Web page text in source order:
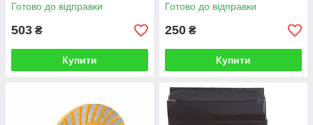
Готово до відправки
503 ₴
Купити
Готово до відправки
250 ₴
Купити